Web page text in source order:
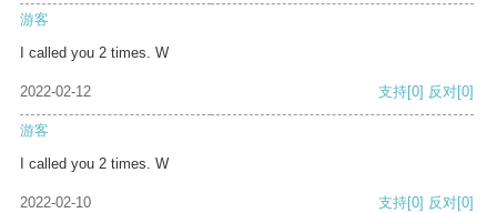
游客
I called you 2 times. W
2022-02-12 支持[0] 反对[0]
游客
I called you 2 times. W
2022-02-10 支持[0] 反对[0]